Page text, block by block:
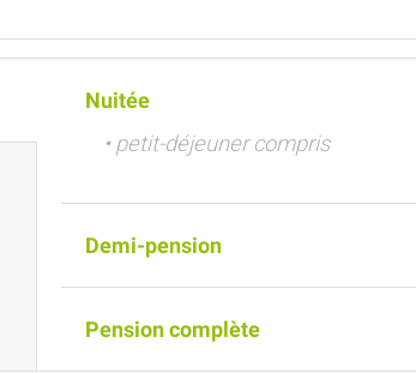
Nuitée
• petit-déjeuner compris
Demi-pension
Pension complète